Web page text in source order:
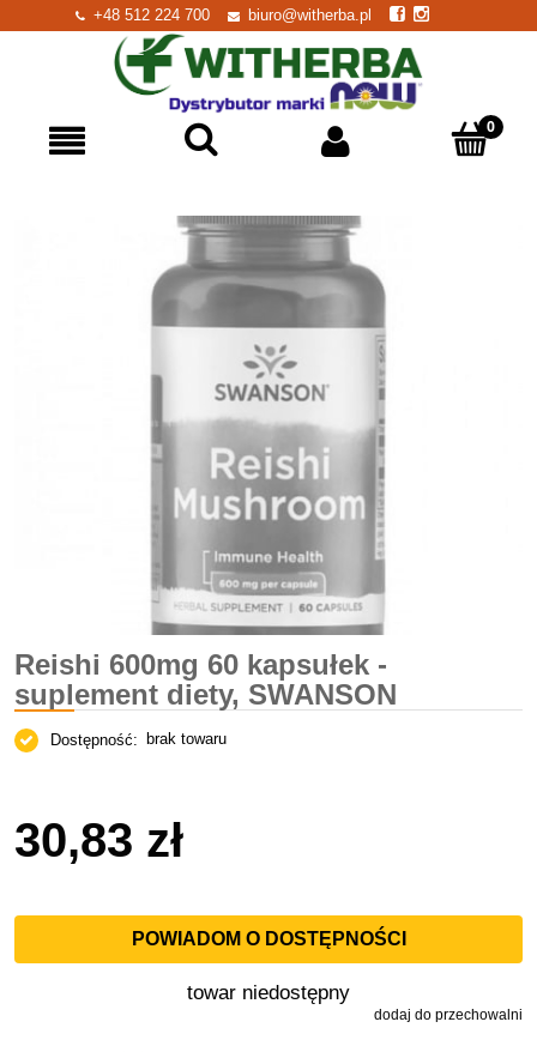
+48 512 224 700 biuro@witherba.pl
Reishi 600mg 60 kapsułek -
suplement diety, SWANSON
Dostępność: brak towaru
30,83 zł
POWIADOM O DOSTĘPNOŚCI
towar niedostępny
dodaj do przechowalni